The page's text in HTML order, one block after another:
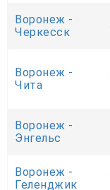
Воронеж -
Черкесск
Воронеж -
Чита
Воронеж -
Энгельс
Воронеж -
Геленджик